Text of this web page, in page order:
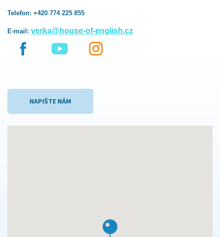
Telefon: +420 774 225 855
E-mail: verka@house-of-english.cz
NAPIŠTE NÁM